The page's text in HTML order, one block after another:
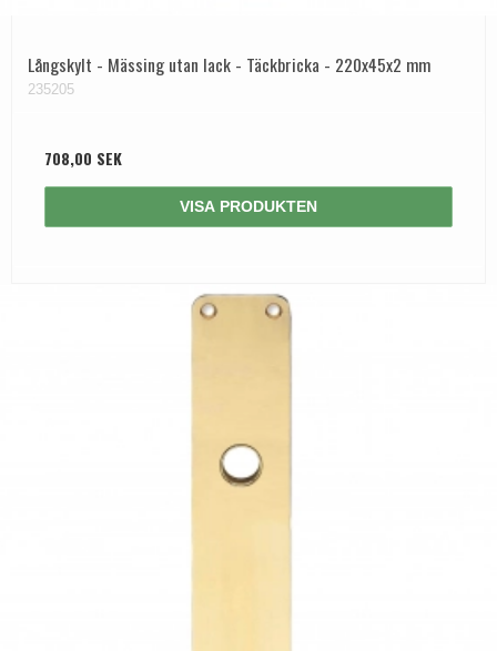
Långskylt - Mässing utan lack - Täckbricka - 220x45x2 mm
235205
708,00 SEK
VISA PRODUKTEN